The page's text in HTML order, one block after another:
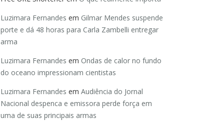
Luzimara Fernandes em Gilmar Mendes suspende
porte e dá 48 horas para Carla Zambelli entregar
arma
Luzimara Fernandes em Ondas de calor no fundo
do oceano impressionam cientistas
Luzimara Fernandes em Audiência do Jornal
Nacional despenca e emissora perde força em
uma de suas principais armas